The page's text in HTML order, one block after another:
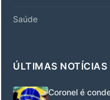
Saúde
ÚLTIMAS NOTÍCIAS
Coronel é